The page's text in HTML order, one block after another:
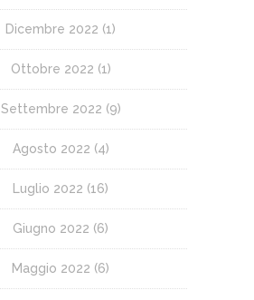
Dicembre 2022 (1)
Ottobre 2022 (1)
Settembre 2022 (9)
Agosto 2022 (4)
Luglio 2022 (16)
Giugno 2022 (6)
Maggio 2022 (6)